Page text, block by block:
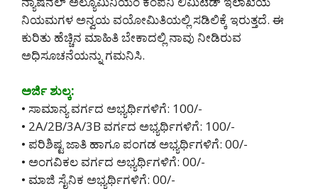
ನಿಯಮಗಳ ಅನ್ವಯ ವಯೋಮಿತಿಯಲ್ಲಿ ಸಡಿಲಿಕ್ಕೆ ಇರುತ್ತದೆ. ಈ
ಕುರಿತು ಹೆಚ್ಚಿನ ಮಾಹಿತಿ ಬೇಕಾದಲ್ಲಿ ನಾವು ನೀಡಿರುವ
ಅಧಿಸೂಚನೆಯನ್ನು ಗಮನಿಸಿ.
ಅರ್ಜಿ ಶುಲ್ಕ:
• ಸಾಮಾನ್ಯ ವರ್ಗದ ಅಭ್ಯರ್ಥಿಗಳಿಗೆ: 100/-
• 2A/2B/3A/3B ವರ್ಗದ ಅಭ್ಯರ್ಥಿಗಳಿಗೆ: 100/-
• ಪರಿಶಿಷ್ಟ ಜಾತಿ ಹಾಗೂ ಪಂಗಡ ಅಭ್ಯರ್ಥಿಗಳಿಗೆ: 00/-
• ಅಂಗವಿಕಲ ವರ್ಗದ ಅಭ್ಯರ್ಥಿಗಳಿಗೆ: 00/-
• ಮಾಜಿ ಸೈನಿಕ ಅಭ್ಯರ್ಥಿಗಳಿಗೆ: 00/-